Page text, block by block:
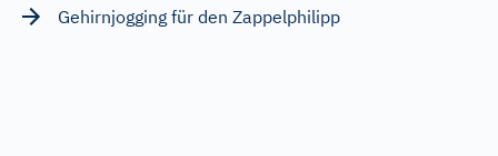
Gehirnjogging für den Zappelphilipp